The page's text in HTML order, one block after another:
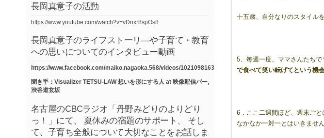
十五歳、自分なりのスタイル
5、毎週一度、ママさんたち
で食べて笑い転げてという機
6．ここ二週間ほど、週末ご
なかなか一対一とはいきませ
長岡真意子の活動
https://www.youtube.com/watch?v=vDnxr8spOs8
長岡真意子のライフストーリ―や子育て・教育
への思いについてのインタビュー動画
https://www.facebook.com/maiko.nagaoka.568/videos/10210981638417544/
聞き手：Visualizer TETSU-LAW 想いを形にする人 at 映像配信バー,
渋谷道玄坂
名古屋のCBCラジオ「丹野みどりのよりどり
っ！」にて、 夏休みの宿題のサポート、 そし
て、子育ち全般について大切なことをお話しま